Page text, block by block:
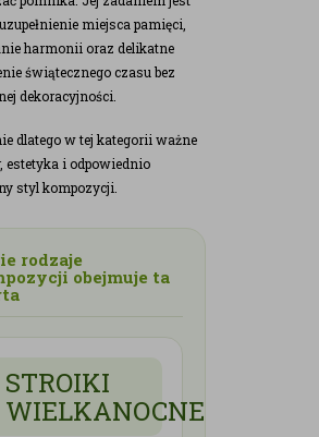
miejsca pamięci,
harmonii oraz delikatne
świątecznego czasu bez
dekoracyjności.
dlatego w tej kategorii ważne
estetyka i odpowiednio
styl kompozycji.
rodzaje
obejmuje ta
STROIKI
WIELKANOCNE